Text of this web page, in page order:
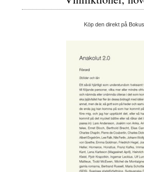
Köp den direkt på Bokus